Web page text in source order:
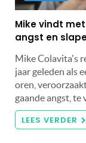
Mike vindt
angst en
Mike Colavita's
jaar geleden als
oren,
gaande angst, te
LEES VERDER